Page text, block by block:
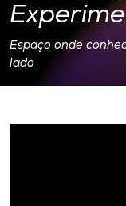
Portal de Ensino
A
Unoesc
Espaço onde
lado